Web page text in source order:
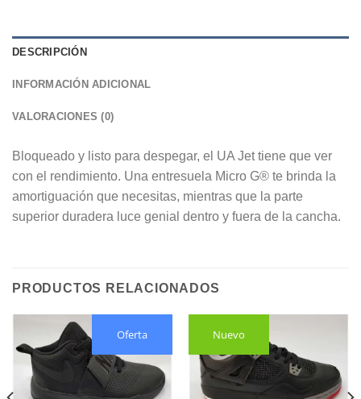
DESCRIPCIÓN
INFORMACIÓN ADICIONAL
VALORACIONES (0)
Bloqueado y listo para despegar, el UA Jet tiene que ver
con el rendimiento. Una entresuela Micro G® te brinda la
amortiguación que necesitas, mientras que la parte
superior duradera luce genial dentro y fuera de la cancha.
PRODUCTOS RELACIONADOS
Oferta Nuevo